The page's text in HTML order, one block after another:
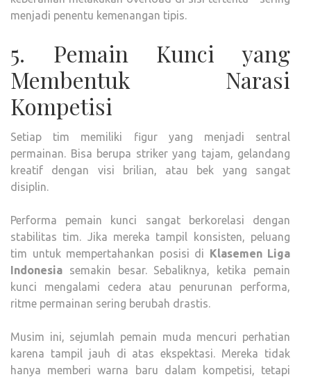
menjadi penentu kemenangan tipis.
5. Pemain Kunci yang
Membentuk Narasi
Kompetisi
Setiap tim memiliki figur yang menjadi sentral
permainan. Bisa berupa striker yang tajam, gelandang
kreatif dengan visi brilian, atau bek yang sangat
disiplin.
Performa pemain kunci sangat berkorelasi dengan
stabilitas tim. Jika mereka tampil konsisten, peluang
tim untuk mempertahankan posisi di Klasemen Liga
Indonesia semakin besar. Sebaliknya, ketika pemain
kunci mengalami cedera atau penurunan performa,
ritme permainan sering berubah drastis.
Musim ini, sejumlah pemain muda mencuri perhatian
karena tampil jauh di atas ekspektasi. Mereka tidak
hanya memberi warna baru dalam kompetisi, tetapi